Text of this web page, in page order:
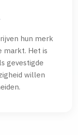
hun merk
markt. Het is
gevestigde
willen